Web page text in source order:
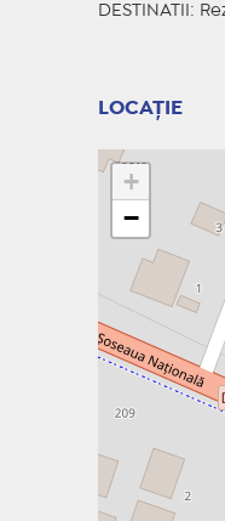
DESTINATII :
LOCAȚIE
+
−